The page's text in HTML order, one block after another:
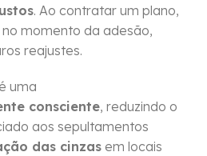
. Ao contratar um plano,
momento da adesão,
reajustes.
uma
consciente, reduzindo o
aos sepultamentos
das cinzas em locais